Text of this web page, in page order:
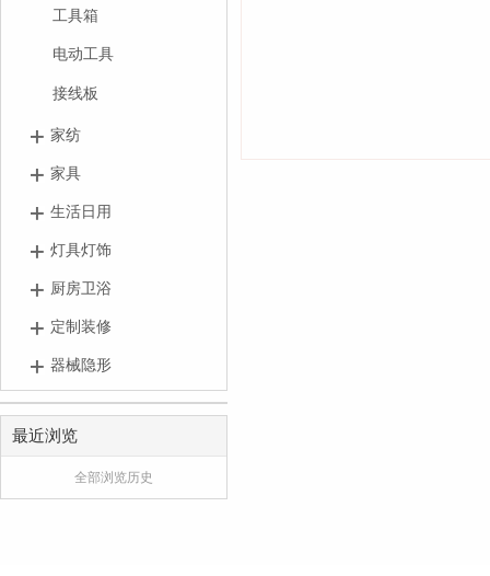
工具箱
电动工具
接线板
家纺
家具
生活日用
灯具灯饰
厨房卫浴
定制装修
器械隐形
最近浏览
全部浏览历史